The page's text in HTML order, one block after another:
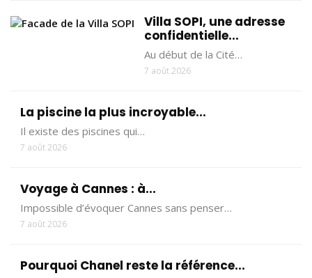
Villa SOPI, une adresse
confidentielle...
Au début de la Cité…
7 août 2026
La piscine la plus incroyable...
Il existe des piscines qui…
7 août 2026
Voyage à Cannes : à...
Impossible d’évoquer Cannes sans penser…
7 août 2026
Pourquoi Chanel reste la référence...